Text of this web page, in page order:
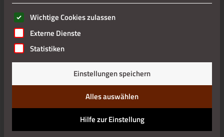
Impressum
Es folgt eine Liste der Service-Gruppen, für die eine
Wichtige Cookies zulassen
Externe Dienste
Statistiken
Einstellungen speichern
Alles auswählen
Hilfe zur Einstellung